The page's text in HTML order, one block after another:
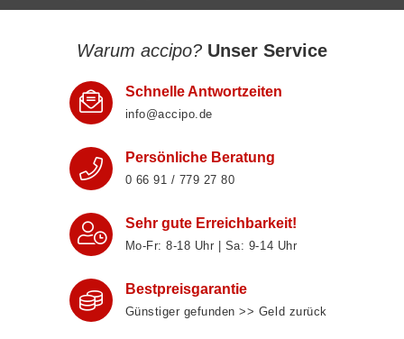
Warum accipo? Unser Service
Schnelle Antwortzeiten
info@accipo.de
Persönliche Beratung
0 66 91 / 779 27 80
Sehr gute Erreichbarkeit!
Mo-Fr: 8‑18 Uhr | Sa: 9‑14 Uhr
Bestpreisgarantie
Günstiger gefunden >> Geld zurück